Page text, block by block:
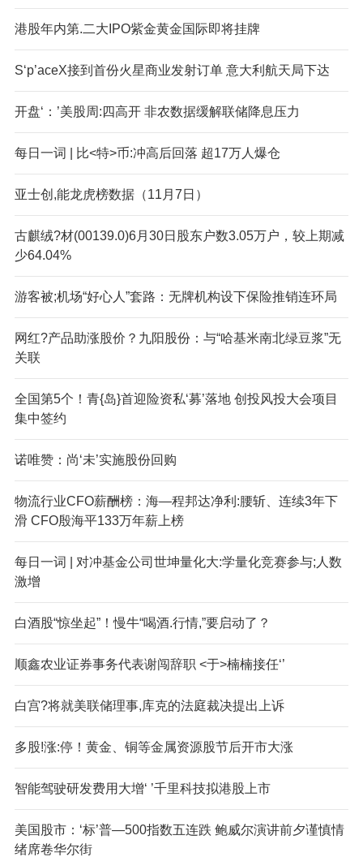
港股年内第.二大IPO紫金黄金国际即将挂牌
S‘p’aceX接到首份火星商业发射订单 意大利航天局下达
开盘‘：’美股周:四高开 非农数据缓解联储降息压力
每日一词 | 比<特>币:冲高后回落 超17万人爆仓
亚士创,能龙虎榜数据（11月7日）
古麒绒?材(00139.0)6月30日股东户数3.05万户，较上期减
少64.04%
游客被;机场“好心人”套路：无牌机构设下保险推销连环局
网红?产品助涨股价？九阳股份：与“哈基米南北绿豆浆”无
关联
全国第5个！青{岛}首迎险资私‘募’落地 创投风投大会项目
集中签约
诺唯赞：尚‘未’实施股份回购
物流行业CFO薪酬榜：海—程邦达净利:腰斩、连续3年下
滑 CFO殷海平133万年薪上榜
每日一词 | 对冲基金公司世坤量化大:学量化竞赛参与;人数
激增
白酒股“惊坐起”！慢牛“喝酒.行情,”要启动了？
顺鑫农业证券事务代表谢闯辞职 <于>楠楠接任‘’
白宫?将就美联储理事,库克的法庭裁决提出上诉
多股!涨:停！黄金、铜等金属资源股节后开市大涨
智能驾驶研发费用大增‘ ’千里科技拟港股上市
美国股市：‘标’普—500指数五连跌 鲍威尔演讲前夕谨慎情
绪席卷华尔街